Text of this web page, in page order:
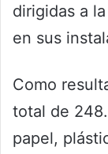
dirigidas a
en sus
Como
total de
papel,